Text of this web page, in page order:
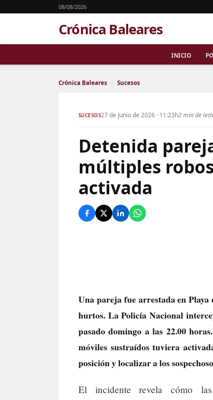
08/08/2026
Crónica Baleares
INICIO
Crónica Baleares › Sucesos
SUCESOS27 de Junio de 2026 · 11:23h2 min de
Detenida
múltiples
activada
Una pareja fue arrestada en
hurtos. La Policía Nacional
pasado domingo a las 22.00
móviles sustraídos tuviera
posición y localizar a los
El incidente revela cómo las